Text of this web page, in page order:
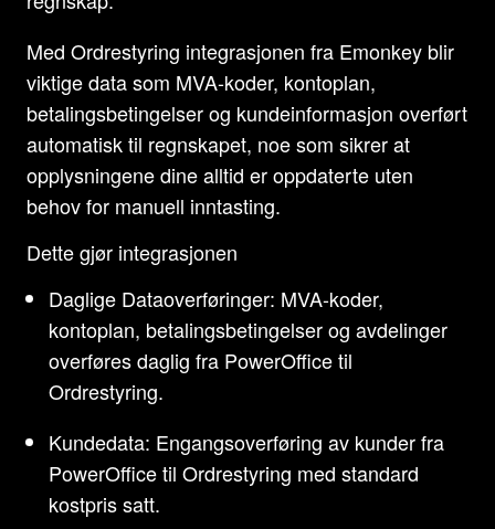
Med Ordrestyring integrasjonen fra Emonkey blir
viktige data som MVA-koder, kontoplan,
betalingsbetingelser og kundeinformasjon overført
automatisk til regnskapet, noe som sikrer at
opplysningene dine alltid er oppdaterte uten
behov for manuell inntasting.
Dette gjør integrasjonen
Daglige Dataoverføringer: MVA-koder,
kontoplan, betalingsbetingelser og avdelinger
overføres daglig fra PowerOffice til
Ordrestyring.
Kundedata: Engangsoverføring av kunder fra
PowerOffice til Ordrestyring med standard
kostpris satt.